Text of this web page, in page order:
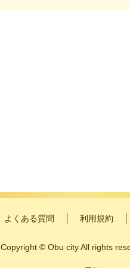
よくある質問 利用規約
Copyright © Obu city All rights